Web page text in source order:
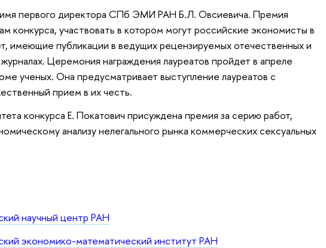
первого директора СПб ЭМИ РАН Б.Л. Овсиевича. Премия
конкурса, участвовать в котором могут российские экономисты в
имеющие публикации в ведущих рецензируемых отечественных и
Церемония награждения лауреатов пройдет в апреле
ученых. Она предусматривает выступление лауреатов с
прием в их честь.
конкурса Е. Покатович присуждена премия за серию работ,
анализу нелегального рынка коммерческих сексуальных
научный центр РАН
экономико-математический институт РАН